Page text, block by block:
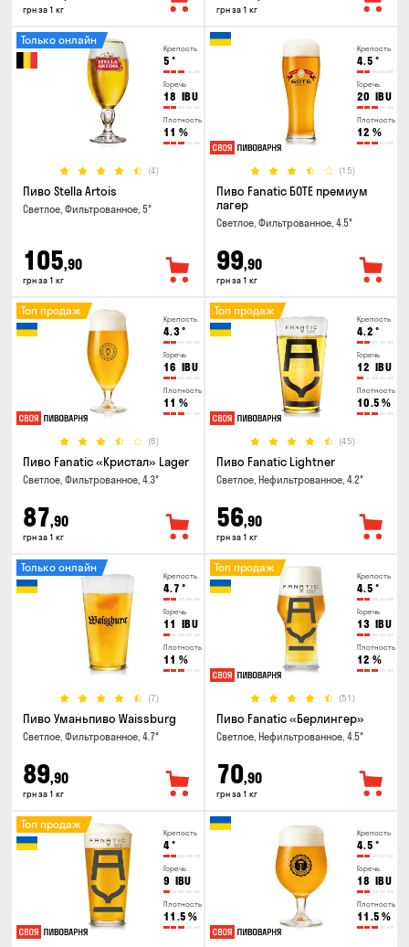
грн за 1 кг грн за 1 кг
Крепость
5 °
Горечь
18 IBU
Плотность
11 %
(4)
Только онлайн
Пиво Stella Artois
Светлое, Фильтрованное, 5°
105,90
грн за 1 кг
Крепость
4.5 °
Горечь
20 IBU
Плотность
12 %
(15)
Пиво Fanatic БОТЕ премиум
лагер
Светлое, Фильтрованное, 4.5°
99,90
грн за 1 кг
Крепость
4.3°
Горечь
16 IBU
Плотность
11 %
(6)
Топ продаж
Пиво Fanatic «Кристал» Lager
Светлое, Фильтрованное, 4.3°
87,90
грн за 1 кг
Крепость
4.2 °
Горечь
12 IBU
Плотность
10.5 %
(45)
Топ продаж
Пиво Fanatic Lightner
Светлое, Нефильтрованное, 4.2°
56,90
грн за 1 кг
Крепость
4.7 °
Горечь
11 IBU
Плотность
11 %
(7)
Только онлайн
Пиво Уманьпиво Waissburg
Светлое, Фильтрованное, 4.7°
89,90
грн за 1 кг
Крепость
4.5 °
Горечь
13 IBU
Плотность
12 %
(51)
Топ продаж
Пиво Fanatic «Берлингер»
Светлое, Нефильтрованное, 4.5°
70,90
грн за 1 кг
Крепость
4°
Горечь
9 IBU
Плотность
11.5 %
Топ продаж
Крепость
4.5 °
Горечь
18 IBU
Плотность
11.5 %